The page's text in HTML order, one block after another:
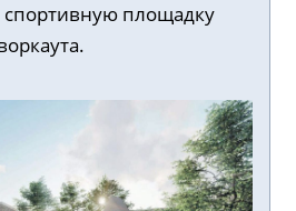
спортивную площадку